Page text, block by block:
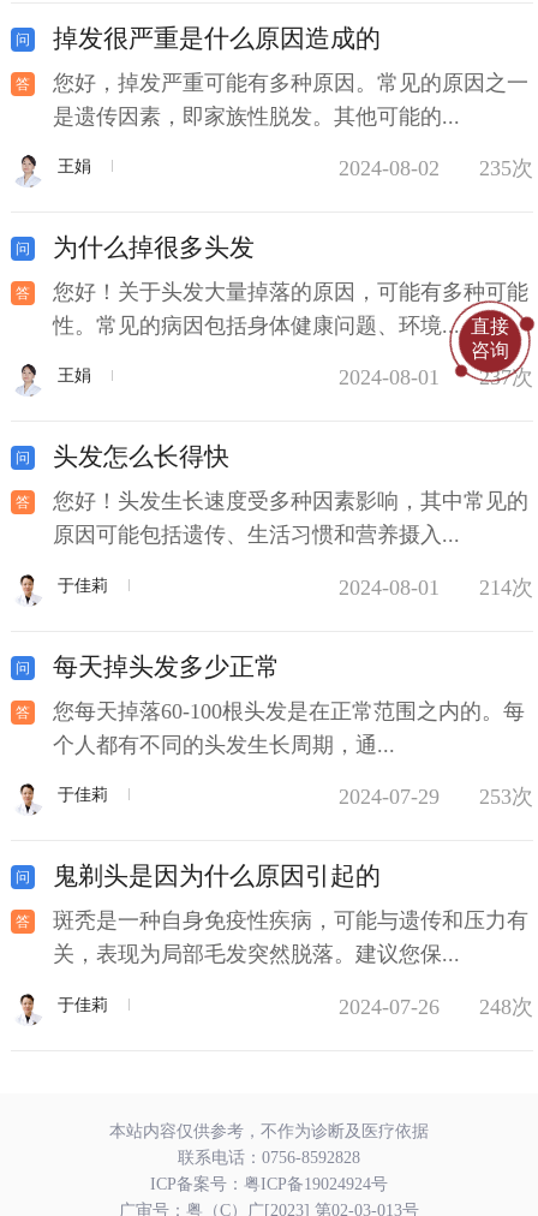
掉发很严重是什么原因造成的
您好，掉发严重可能有多种原因。常见的原因之一
是遗传因素，即家族性脱发。其他可能的...
王娟 2024-08-02 235次
为什么掉很多头发
您好！关于头发大量掉落的原因，可能有多种可能
性。常见的病因包括身体健康问题、环境...
王娟 2024-08-01 237次
头发怎么长得快
您好！头发生长速度受多种因素影响，其中常见的
原因可能包括遗传、生活习惯和营养摄入...
于佳莉 2024-08-01 214次
每天掉头发多少正常
您每天掉落60-100根头发是在正常范围之内的。每
个人都有不同的头发生长周期，通...
于佳莉 2024-07-29 253次
鬼剃头是因为什么原因引起的
斑秃是一种自身免疫性疾病，可能与遗传和压力有
关，表现为局部毛发突然脱落。建议您保...
于佳莉 2024-07-26 248次
本站内容仅供参考，不作为诊断及医疗依据
联系电话： 0756-8592828
ICP备案号： 粤ICP备19024924号
广审号：粤（C）广[2023] 第02-03-013号
直接
咨询